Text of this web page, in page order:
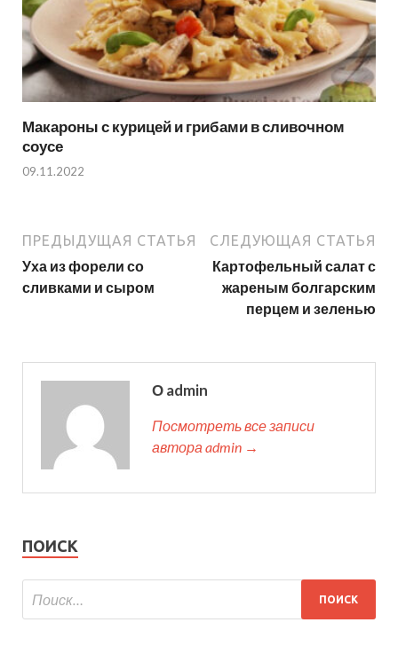
Макароны с курицей и грибами в сливочном
соусе
09.11.2022
ПРЕДЫДУЩАЯ СТАТЬЯ
Уха из форели со
сливками и сыром
СЛЕДУЮЩАЯ СТАТЬЯ
Картофельный салат с
жареным болгарским
перцем и зеленью
О admin
Посмотреть все записи
автора admin →
ПОИСК